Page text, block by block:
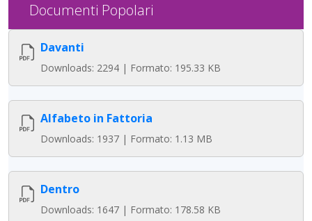
Documenti Popolari
Davanti
Downloads: 2294 | Formato: 195.33 KB
Alfabeto in Fattoria
Downloads: 1937 | Formato: 1.13 MB
Dentro
Downloads: 1647 | Formato: 178.58 KB